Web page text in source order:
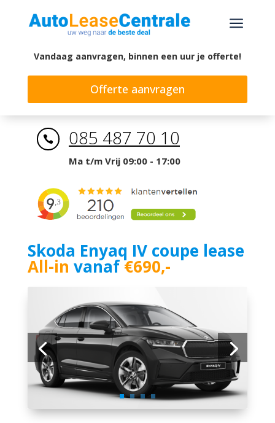
a
Vandaag aanvragen, binnen een uur je offerte!
Offerte aanvragen
 085 487 70 10
Ma t/m Vrij 09:00 - 17:00
Skoda Enyaq IV coupe lease
All-in vanaf€690,-